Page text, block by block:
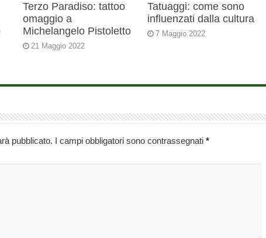
Terzo Paradiso: tattoo
omaggio a
Michelangelo Pistoletto
21 Maggio 2022
Tatuaggi: come sono
influenzati dalla cultura
7 Maggio 2022
pubblicato. I campi obbligatori sono contrassegnati *